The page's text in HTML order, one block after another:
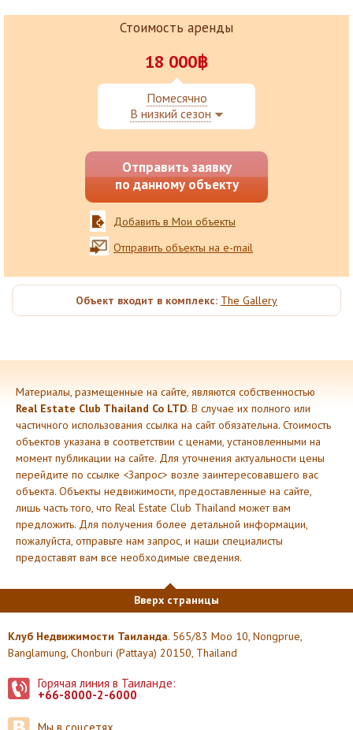
Стоимость аренды
18 000฿
Помесячно
В низкий сезон
Отправить заявку
по данному объекту
Добавить в Мои объекты
Отправить объекты на e-mail
Объект входит в комплекс: The Gallery
Материалы, размещенные на сайте, являются собственностью
Real Estate Club Thailand Co LTD. В случае их полного или
частичного использования ссылка на сайт обязательна. Стоимость
объектов указана в соответствии с ценами, установленными на
момент публикации на сайте. Для уточнения актуальности цены
перейдите по ссылке <Запрос> возле заинтересовавшего вас
объекта. Объекты недвижимости, предоставленные на сайте,
лишь часть того, что Real Estate Club Thailand может вам
предложить. Для получения более детальной информации,
пожалуйста, отправьте нам запрос, и наши специалисты
предоставят вам все необходимые сведения.
Вверх страницы
Клуб Недвижимости Таиланда. 565/83 Moo 10, Nongprue,
Banglamung, Chonburi (Pattaya) 20150, Thailand
Горячая линия в Таиланде:
+66-8000-2-6000